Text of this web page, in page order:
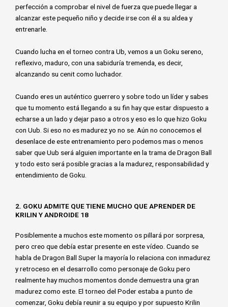
perfección a comprobar el nivel de fuerza que puede llegar a
alcanzar este pequeño niño y decide irse con él a su aldea y
entrenarle.
Cuando lucha en el torneo contra Ub, vemos a un Goku sereno,
reflexivo, maduro, con una sabiduría tremenda, es decir,
alcanzando su cenit como luchador.
Cuando eres un auténtico guerrero y sobre todo un líder y sabes
que tu momento está llegando a su fin hay que estar dispuesto a
echarse a un lado y dejar paso a otros y eso es lo que hizo Goku
con Uub. Si eso no es madurez yo no se. Aún no conocemos el
desenlace de este entrenamiento pero podemos mas o menos
saber que Uub será alguien importante en la trama de Dragon Ball
y todo esto será posible gracias a la madurez, responsabilidad y
entendimiento de Goku.
2. GOKU ADMITE QUE TIENE MUCHO QUE APRENDER DE
KRILIN Y ANDROIDE 18
Posiblemente a muchos este momento os pillará por sorpresa,
pero creo que debía estar presente en este vídeo. Cuando se
habla de Dragon Ball Super la mayoría lo relaciona con inmadurez
y retroceso en el desarrollo como personaje de Goku pero
realmente hay muchos momentos donde demuestra una gran
madurez como este. El torneo del Poder estaba a punto de
comenzar, Goku debía reunir a su equipo y por supuesto Krilin